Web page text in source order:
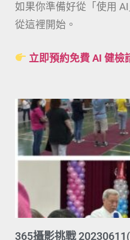
如果你準備好從「使用
從這裡開始。
立即預約免費 AI 健檢
365攝影挑戰